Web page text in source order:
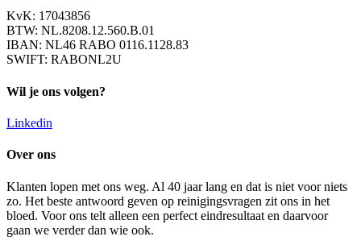
KvK: 17043856
BTW: NL.8208.12.560.B.01
IBAN: NL46 RABO 0116.1128.83
SWIFT: RABONL2U
Wil je ons volgen?
Linkedin
Over ons
Klanten lopen met ons weg. Al 40 jaar lang en dat is niet voor niets
zo. Het beste antwoord geven op reinigingsvragen zit ons in het
bloed. Voor ons telt alleen een perfect eindresultaat en daarvoor
gaan we verder dan wie ook.